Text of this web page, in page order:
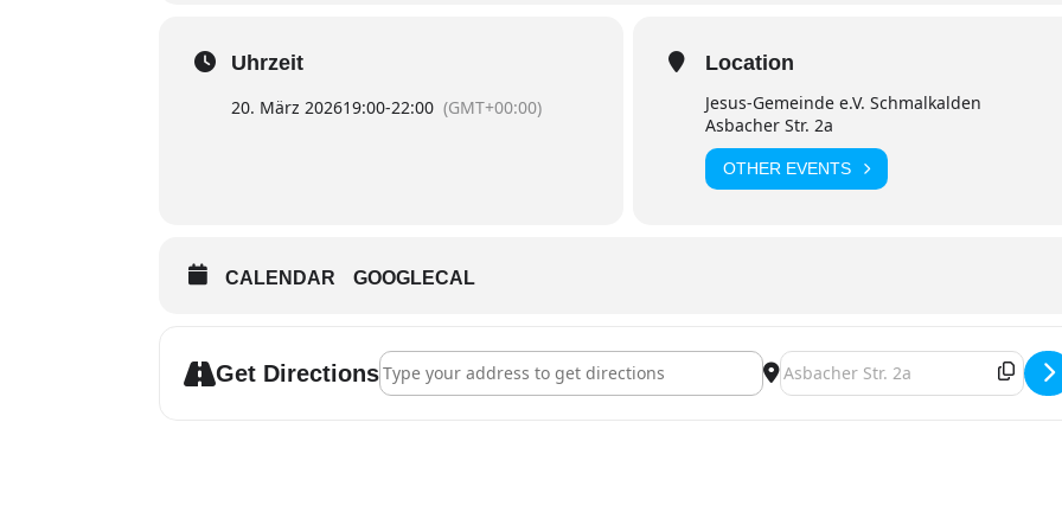
Uhrzeit
20. März 202619:00-22:00 (GMT+00:00)
Location
Jesus-Gemeinde e.V. Schmalkalden
Asbacher Str. 2a
OTHER EVENTS
CALENDAR GOOGLECAL
Get DirectionsAddress - Awake Worship [WlKWJhZbe] Destination Address - Awake